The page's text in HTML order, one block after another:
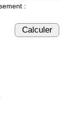
:
Calculer